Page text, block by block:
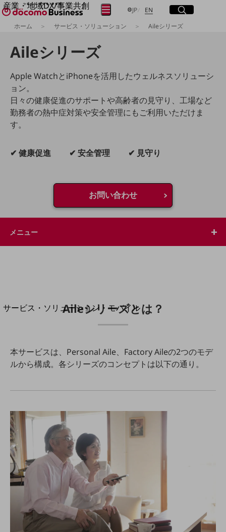
産業・地域DX/事業共創
OPEN HUB for Plural Futures
「社会可能性」を探究・実装する事業共創エコシステムです。
OPEN HUB for Plural Futuresとは
イベント/ウェビナー
記事コンテンツ
プレイヤー(カタリスト/パートナー企業)
事例
Smart World
産業・地域DXプラットフォーマーとして
企業と地域が持続成長する社会を目指します
Smart Education
Smart Healthcare
地域の取り組み
地域社会を支える皆さまと地域課題の解決や
地域経済のさらなる活性化に取り組みます
LGPF(Local Government Platform)
サービス・ソリューション・モバイル
サービス・ソリューションをご紹介
カテゴリーで探す
カテゴリーで探すTOP
電話・映像コミュニケーション
セキュリティ
IoT
データ利活用
JP日本語
EN Englishサイト内検索
開く
メニュー
開く
フリーワードを入力して探す
フリーワードでNTTドコモビジネスの
取り組みを検索
検索する
ホーム サービス・ソリューション Aileシリーズ
Aileシリーズ
Apple WatchとiPhoneを活用したウェルネスソリューシ
ョン。
日々の健康促進のサポートや高齢者の見守り、工場など
勤務者の熱中症対策や安全管理にもご利用いただけま
す。
✔ 健康促進 ✔ 安全管理 ✔ 見守り
お問い合わせ
メニュー
Aileシリーズとは？
本サービスは、Personal Aile、Factory Aileの2つのモデ
ルから構成。各シリーズのコンセプトは以下の通り。